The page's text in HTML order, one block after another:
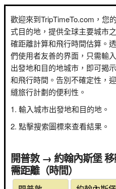
歡迎來到TripTimeTo.com，您
式目的地，提供全球主要城市
確距離計算和飛行時間估算。
們使用者友善的界面，只需輸
出發地和目的地城市，即可揭
和飛行時間。告別不確定性，
縫旅行計劃的便利性。
輸入城市出發地和目的地。
點擊搜索圖標來查看結果。
開普敦 → 約翰內斯堡
需距離（時間）